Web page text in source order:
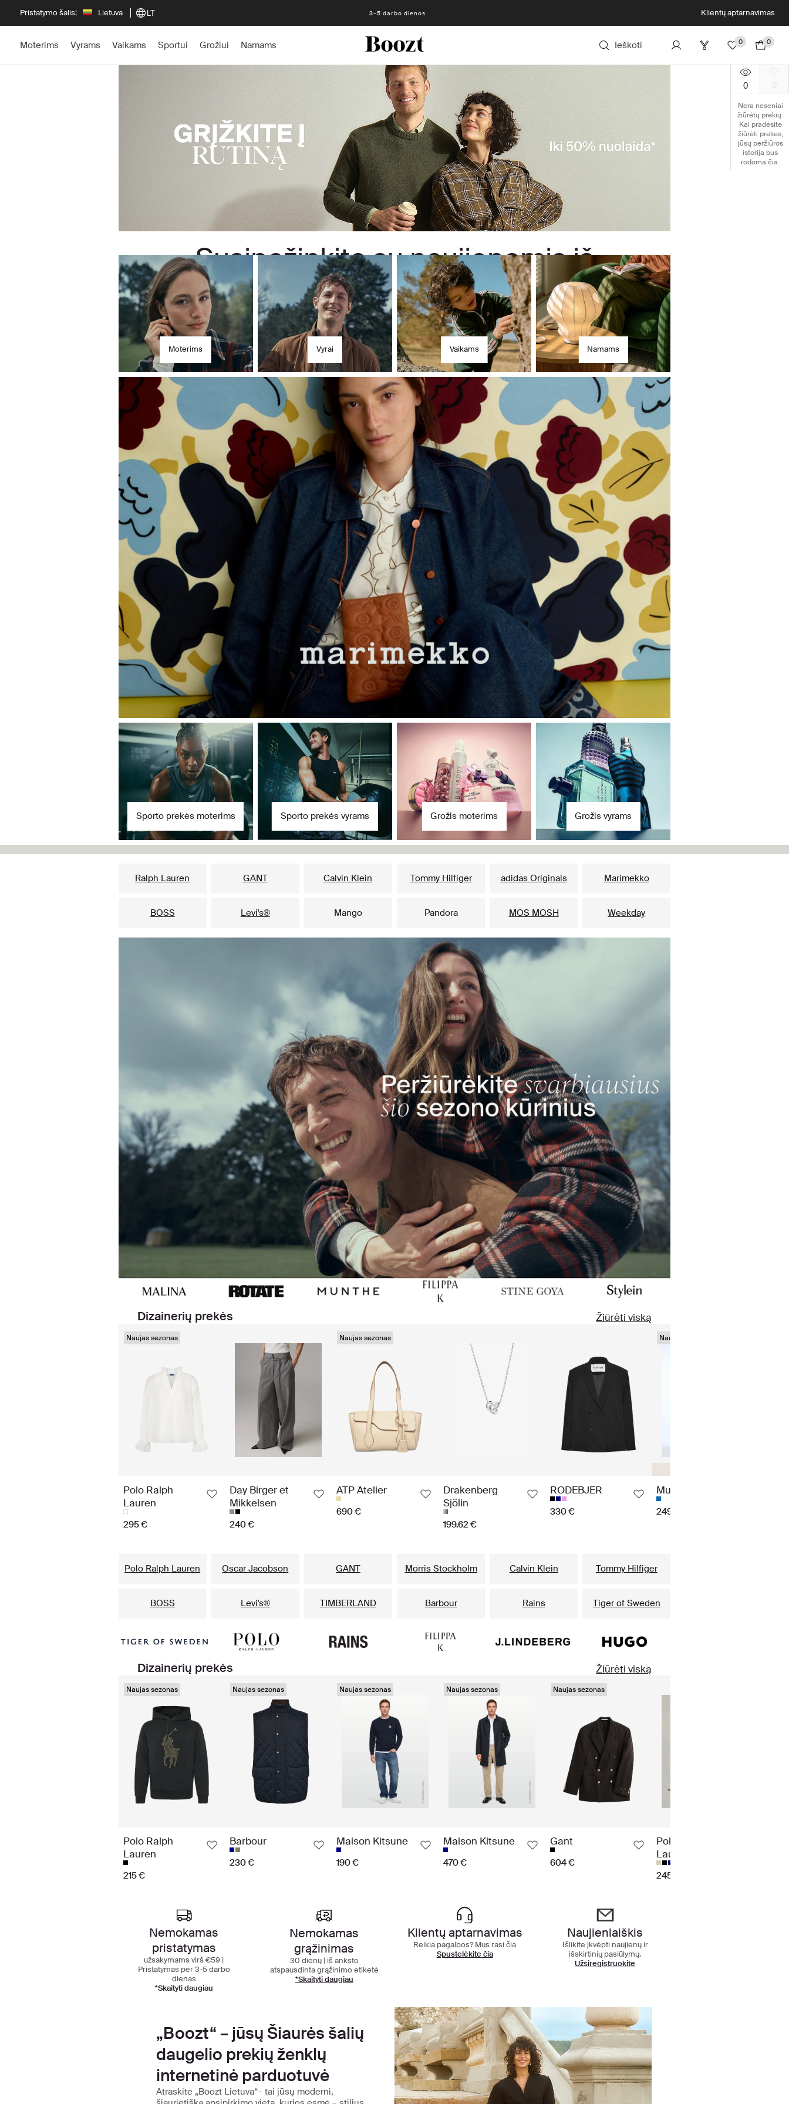
Pristatymo šalis: Lietuva LT 3–5 darbo dienos
Nemokamas grąžinimas per 30 dienų Klientų aptarnavimas
Moterims Vyrams Vaikams Sportui Grožiui Namams Ieškoti 0 0
0 0
Nėra neseniai
žiūrėtų prekių.
Kai pradėsite
žiūrėti prekes,
jūsų peržiūros
istorija bus
rodoma čia.
Susipažinkite su naujienomis iš
Moterims Vyrai Vaikams Namams
Sporto prekės moterims Sporto prekės vyrams Grožis moterims Grožis vyrams
Ralph Lauren GANT Calvin Klein Tommy Hilfiger adidas Originals Marimekko
BOSS Levi's® Mango Pandora MOS MOSH Weekday
Dizainerių prekės Žiūrėti viską
Naujas sezonas
Polo Ralph
Lauren
295 €
Day Birger et
Mikkelsen
240 €
Naujas sezonas
ATP Atelier
690 €
Drakenberg
Sjölin
199.62 €
RODEBJER
330 €
Naujas sezonas
Munthe
249 €
Populiariausi prekių ženklai jam
Polo Ralph Lauren Oscar Jacobson GANT Morris Stockholm Calvin Klein Tommy Hilfiger
BOSS Levi's® TIMBERLAND Barbour Rains Tiger of Sweden
Dizainerių prekės Žiūrėti viską
Naujas sezonas
Polo Ralph
Lauren
215 €
Naujas sezonas
Barbour
230 €
Naujas sezonas
Maison Kitsune
190 €
Naujas sezonas
Maison Kitsune
470 €
Naujas sezonas
Gant
604 €
Polo Ralph
Lauren
245 €
Aukščiausios klasės apsipirkimo patirtis
Nemokamas
pristatymas
užsakymams virš €59 |
Pristatymas per 3-5 darbo
dienas
*Skaityti daugiau
Nemokamas
grąžinimas
30 dienų | iš anksto
atspausdinta grąžinimo etiketė
*Skaityti daugiau
Klientų aptarnavimas
Reikia pagalbos? Mus rasi čia
Spustelėkite čia
Naujienlaiškis
Išlikite įkvėpti naujienų ir
išskirtinių pasiūlymų.
Užsiregistruokite
„Boozt“ – jūsų Šiaurės šalių
daugelio prekių ženklų
internetinė parduotuvė
Atraskite „Boozt Lietuva“– tai jūsų moderni,